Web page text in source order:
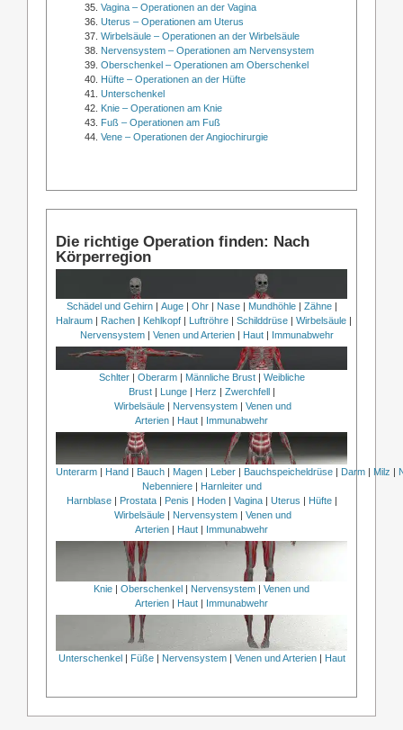
Vagina – Operationen an der Vagina
Uterus – Operationen am Uterus
Wirbelsäule – Operationen an der Wirbelsäule
Nervensystem – Operationen am Nervensystem
Oberschenkel – Operationen am Oberschenkel
Hüfte – Operationen an der Hüfte
Unterschenkel
Knie – Operationen am Knie
Fuß – Operationen am Fuß
Vene – Operationen der Angiochirurgie
Die richtige Operation finden: Nach
Körperregion
Schädel und Gehirn| Auge| Ohr| Nase| Mundhöhle| Zähne|
Halraum
Rachen Kehlkopf Luftröhre Schilddrüse Wirbelsäule
Nervensystem
Venen und Arterien Haut Immunabwehr
Schlter| Oberarm| Männliche Brust| Weibliche
Brust| Lunge| Herz | Zwerchfell|
Wirbelsäule | Nervensystem | Venen und
Arterien | Haut | Immunabwehr
Unterarm | Hand | Bauch | Magen | Leber | Bauchspeicheldrüse | Darm | Milz |
Nebenniere| Harnleiter und
Harnblase| Prostata| Penis | Hoden| Vagina| Uterus | Hüfte|
Wirbelsäule | Nervensystem | Venen und
Arterien | Haut | Immunabwehr
Knie | Oberschenkel | Nervensystem | Venen und
Arterien | Haut | Immunabwehr
Unterschenkel| Füße| Nervensystem| Venen und Arterien| Haut